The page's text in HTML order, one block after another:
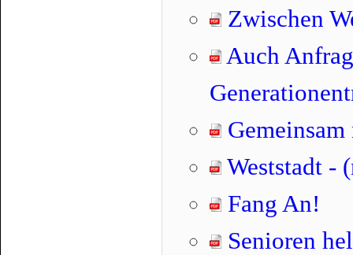
Zwischen
Auch
Weststadt -
Fang An!
Senioren